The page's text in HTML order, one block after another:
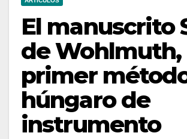
El manuscrito
de Wohlmuth,
primer
húngaro de
instrumento